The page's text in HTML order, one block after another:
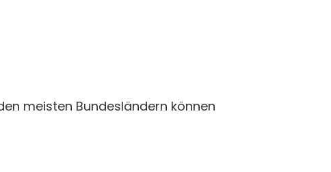
meisten Bundesländern können